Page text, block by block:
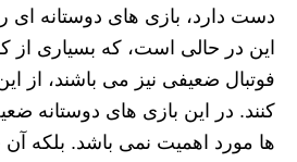
دست دارد، بازی های دوستانه
این در حالی است، که بسیاری از
فوتبال ضعیفی نیز می باشند، از
کنند. در این بازی های دوستانه
ها مورد اهمیت نمی باشد. بلکه